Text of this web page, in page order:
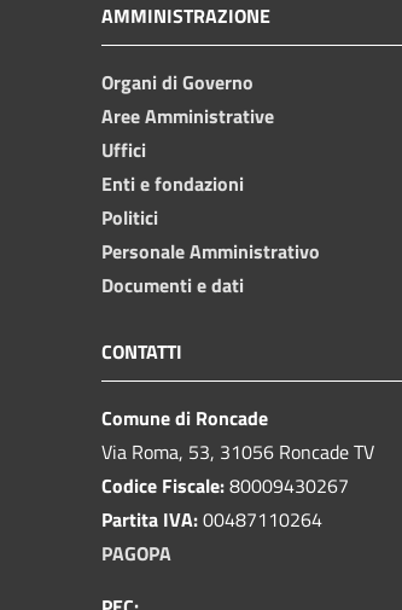
AMMINISTRAZIONE
Organi di Governo
Aree Amministrative
Uffici
Enti e fondazioni
Politici
Personale Amministrativo
Documenti e dati
CONTATTI
Comune di Roncade
Via Roma, 53, 31056 Roncade TV
Codice Fiscale:80009430267
Partita IVA:00487110264
PAGOPA